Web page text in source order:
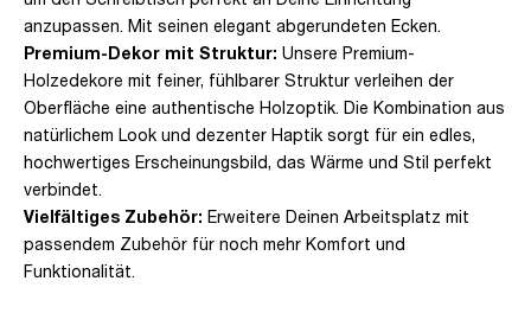
anzupassen. Mit seinen elegant abgerundeten Ecken.
Premium-Dekor mit Struktur: Unsere Premium-
Holzedekore mit feiner, fühlbarer Struktur verleihen der
Oberfläche eine authentische Holzoptik. Die Kombination aus
natürlichem Look und dezenter Haptik sorgt für ein edles,
hochwertiges Erscheinungsbild, das Wärme und Stil perfekt
verbindet.
Vielfältiges Zubehör: Erweitere Deinen Arbeitsplatz mit
passendem Zubehör für noch mehr Komfort und
Funktionalität.